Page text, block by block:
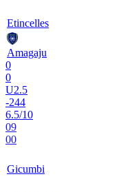
Etincelles
Amagaju
0
0
U2.5
-244
6.5/10
09
00
Gicumbi